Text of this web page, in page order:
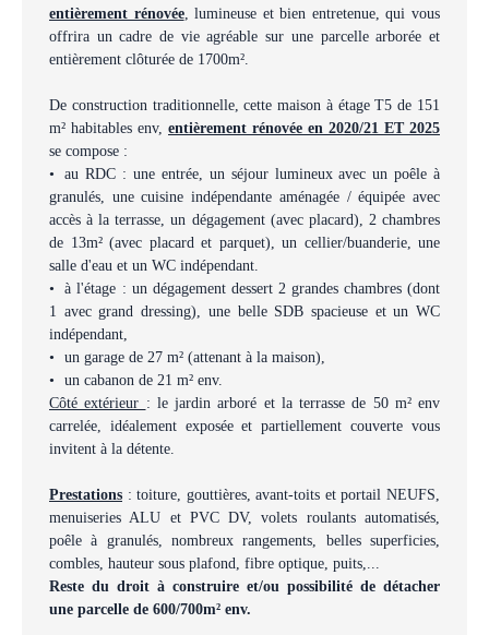
entièrement rénovée, lumineuse et bien entretenue, qui vous
offrira un cadre de vie agréable sur une parcelle arborée et
entièrement clôturée de 1700m².
De construction traditionnelle, cette maison à étage T5 de 151
m² habitables env, entièrement rénovée en 2020/21 ET 2025
se compose :
au RDC : une entrée, un séjour lumineux avec un poêle à
granulés, une cuisine indépendante aménagée / équipée avec
accès à la terrasse, un dégagement (avec placard), 2 chambres
de 13m² (avec placard et parquet), un cellier/buanderie, une
salle d'eau et un WC indépendant.
à l'étage : un dégagement dessert 2 grandes chambres (dont
1 avec grand dressing), une belle SDB spacieuse et un WC
indépendant,
un garage de 27 m² (attenant à la maison),
un cabanon de 21 m² env.
Côté extérieur : le jardin arboré et la terrasse de 50 m² env
carrelée, idéalement exposée et partiellement couverte vous
invitent à la détente.
Prestations : toiture, gouttières, avant-toits et portail NEUFS,
menuiseries ALU et PVC DV, volets roulants automatisés,
poêle à granulés, nombreux rangements, belles superficies,
combles, hauteur sous plafond, fibre optique, puits,...
Reste du droit à construire et/ou possibilité de détacher
une parcelle de 600/700m² env.